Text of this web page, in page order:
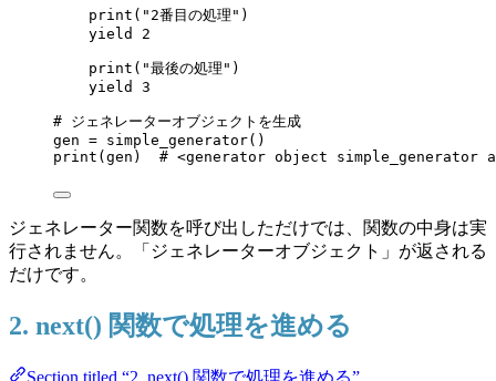
print ( " 2番目の処理 " )
yield
2
print ( "最後の処理 " )
yield
3
# ジェネレーターオブジェクトを生成
gen = simple_generator()
print (gen ) # <generator object simple_generator
ジェネレーター関数を呼び出しただけでは、関数の中身は実
行されません。「ジェネレーターオブジェクト」が返される
だけです。
2. next() 関数で処理を進める